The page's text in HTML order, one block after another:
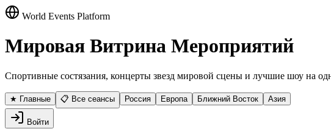
World Events Platform
Мировая Витрина Мероприятий
Спортивные состязания, концерты звезд мировой сцены и лучшие шоу на
★ Главные 📋 Все сеансы Россия Европа Ближний Восток Азия
Войти